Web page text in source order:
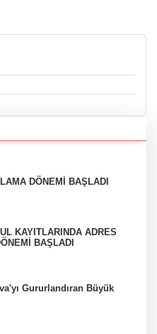
DÖNEMİ BAŞLADI
KAYITLARINDA ADRES
BAŞLADI
Gururlandıran Büyük